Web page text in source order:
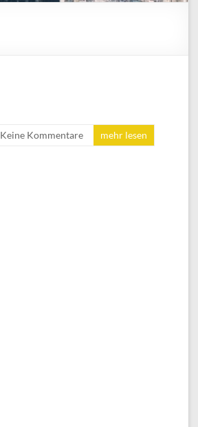
Keine Kommentare mehr lesen